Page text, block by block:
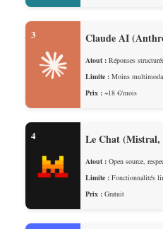
3 Claude AI
Atout : Réponses
Limite : Moins
Prix : ~18 €/mois
4 Le Chat (Mistral,
Atout : Open source,
Limite : Fonctionnalités
Prix : Gratuit